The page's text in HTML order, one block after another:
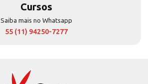
Cursos
Saiba mais no Whatsapp
55 (11) 94250-7277